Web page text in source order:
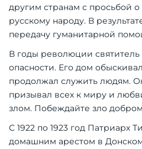
другим странам с просьбой
русскому народу. В
передачу гуманитарной
В годы революции
опасности. Его дом
продолжал служить людям.
призывал всех к миру и
злом. Побеждайте зло
С 1922 по 1923 год Патриарх
домашним арестом в